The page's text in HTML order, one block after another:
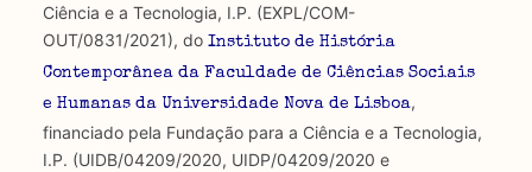
Ciência e a Tecnologia, I.P. (EXPL/COM-
OUT/0831/2021), do Instituto de História
Contemporânea da Faculdade de Ciências Sociais
e Humanas da Universidade Nova de Lisboa,
financiado pela Fundação para a Ciência e a Tecnologia,
I.P. (UIDB/04209/2020, UIDP/04209/2020 e